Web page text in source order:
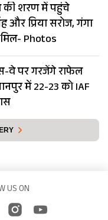
की शरण में पहुंचे
और प्रिया सरोज, गंगा
Photos
वे पर गरजेंगे राफेल
में 22-23 को IAF
US ON